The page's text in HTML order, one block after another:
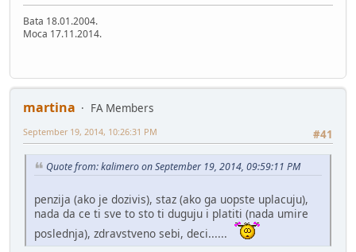
Bata 18.01.2004.
Moca 17.11.2014.
martina
FA Members
#41
September 19, 2014, 10:26:31 PM
Quote from: kalimero on September 19, 2014, 09:59:11 PM
penzija (ako je dozivis), staz (ako ga uopste uplacuju),
nada da ce ti sve to sto ti duguju i platiti (nada umire
poslednja), zdravstveno sebi, deci......